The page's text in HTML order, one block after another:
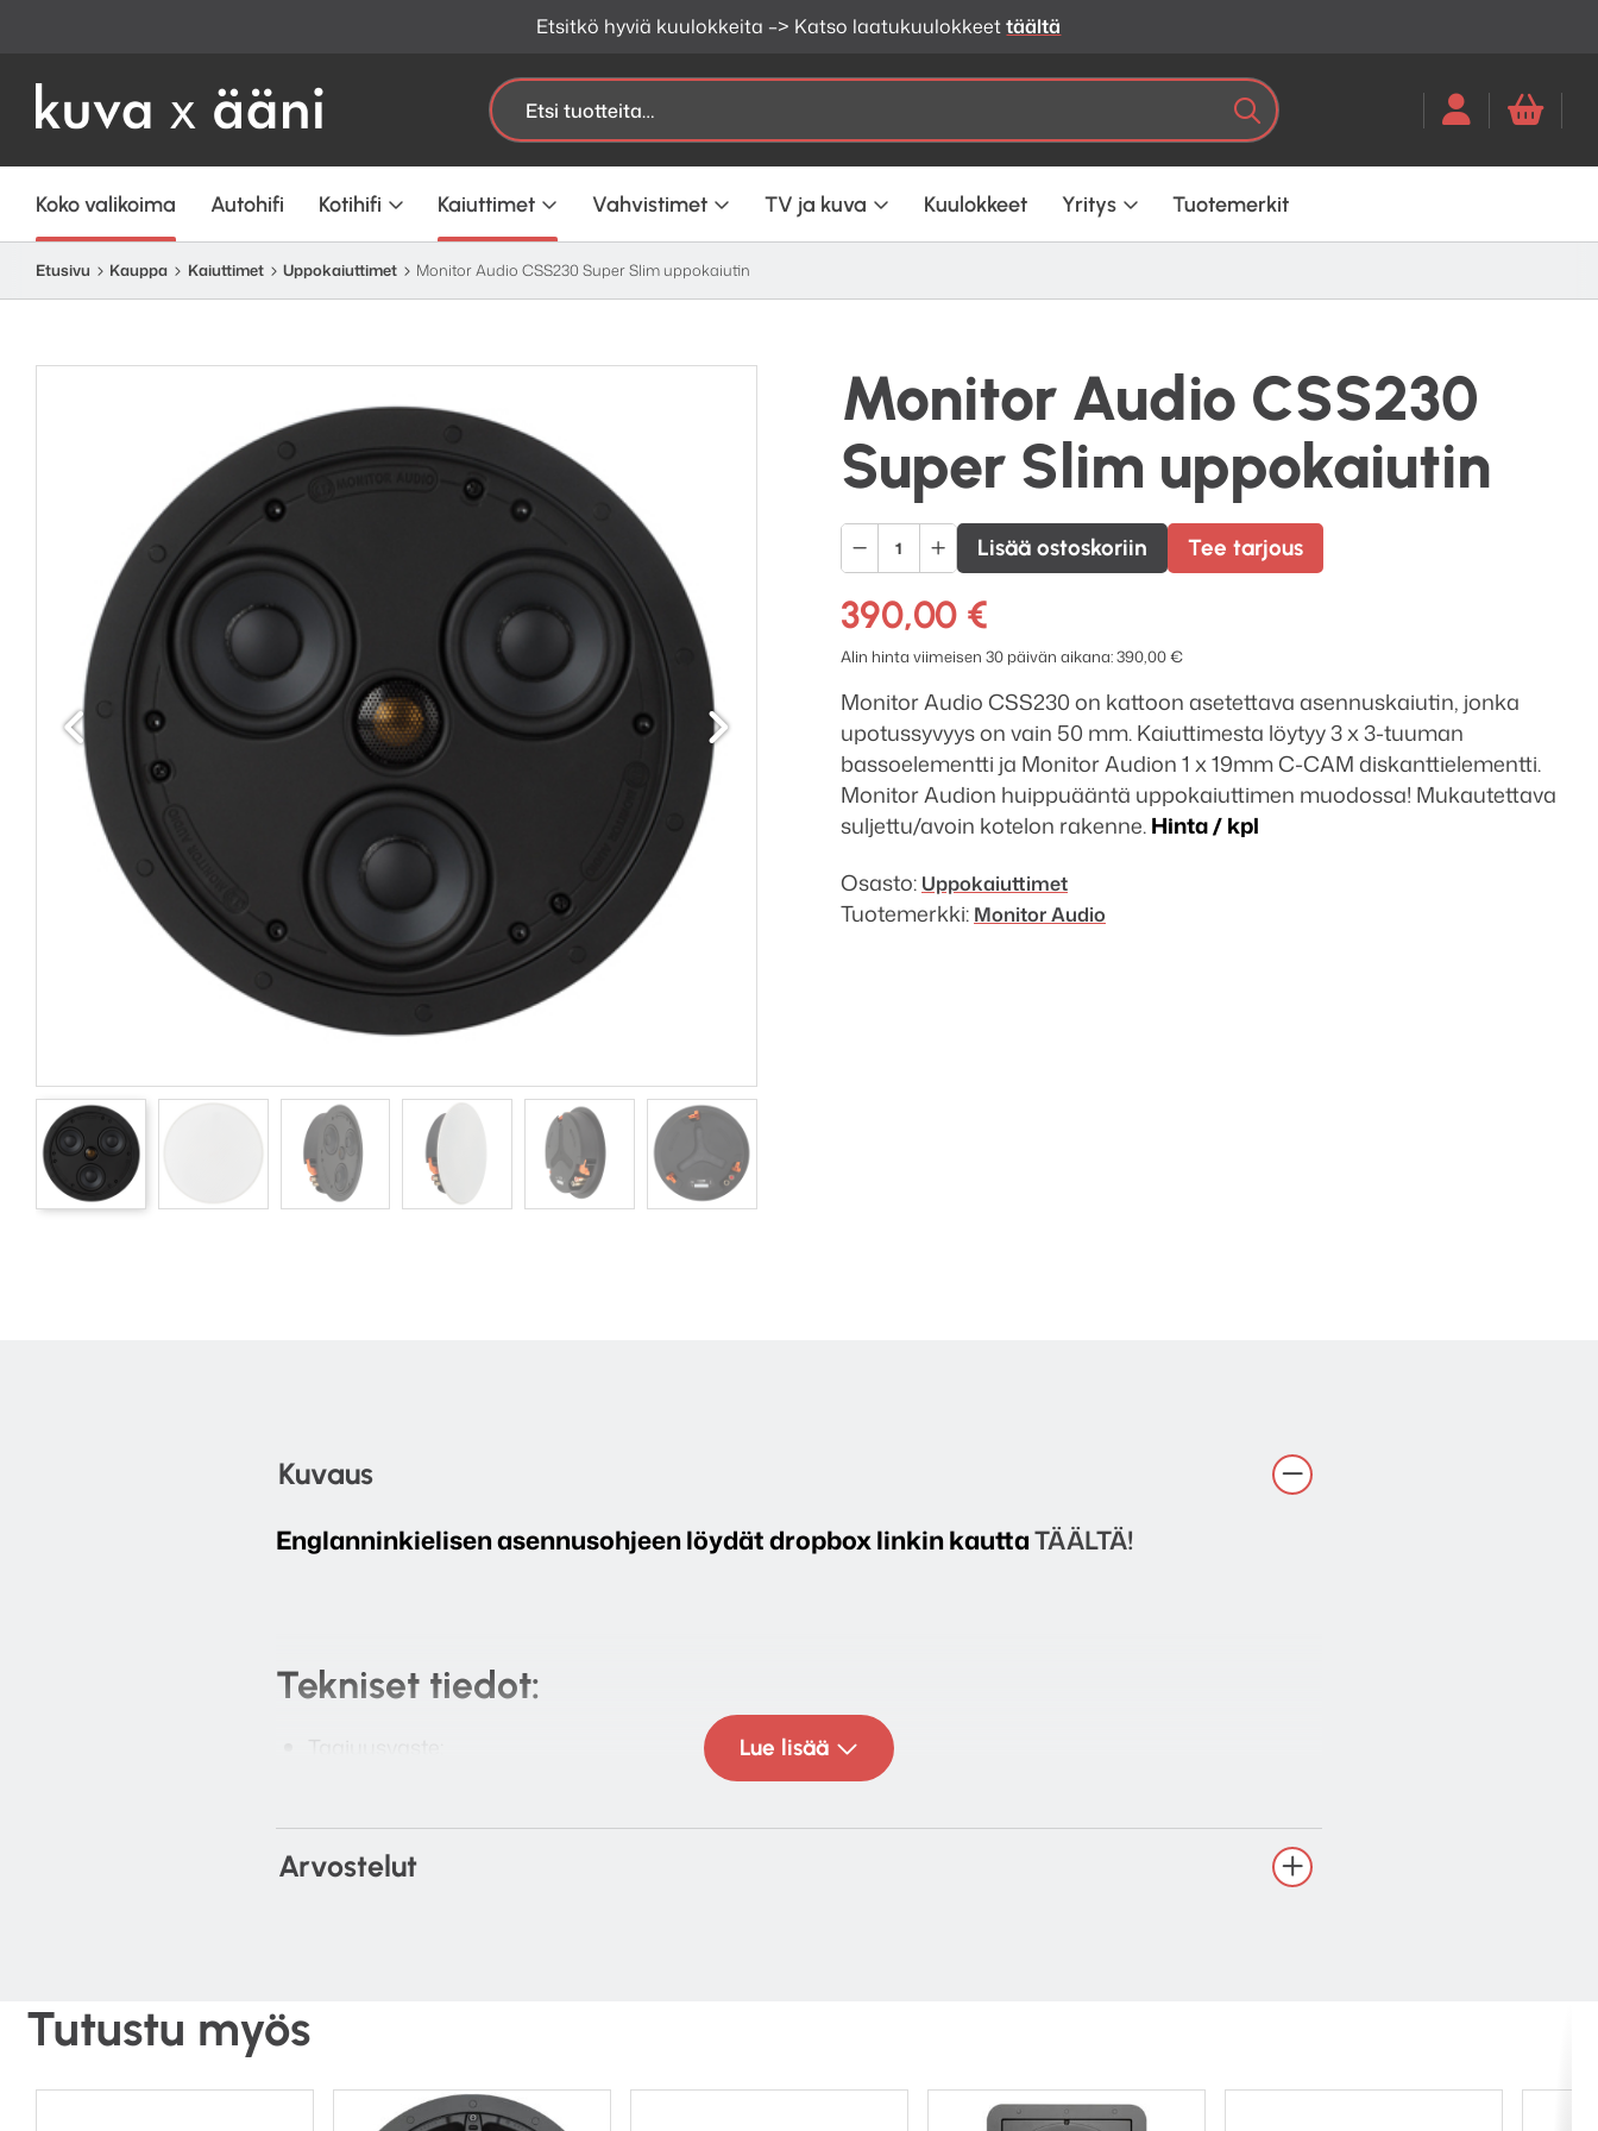
Etsitkö hyviä kuulokkeita –> Katso laatukuulokkeettäältä
Etsi: HakuKun tuloksia tulee, voit selata
Koko valikoima Autohifi Kotihifi Kaiuttimet Vahvistimet TV ja kuva Kuulokkeet Yritys Tuotemerkit
Etusivu Kauppa Kaiuttimet Uppokaiuttimet Monitor Audio CSS230 Super Slim uppokaiutin
Monitor Audio CSS230
Super Slim uppokaiutin
Edellinen Seuraava
Monitor
Audio
CSS230
Super
Slim
uppokaiutin
määrä
Lisää ostoskoriin Tee tarjous
390,00 €
Alin hinta viimeisen 30 päivän aikana:390,00€
Monitor Audio CSS230 on kattoon asetettava asennuskaiutin, jonka
upotussyvyys on vain 50 mm. Kaiuttimesta löytyy 3 x 3-tuuman
bassoelementti ja Monitor Audion 1 x 19mm C-CAM diskanttielementti.
Monitor Audion huippuääntä uppokaiuttimen muodossa! Mukautettava
suljettu/avoin kotelon rakenne.Hinta / kpl
Osasto: Uppokaiuttimet
Tuotemerkki: Monitor Audio
Kuvaus
Englanninkielisen asennusohjeen löydät dropbox linkin kauttaTÄÄLTÄ!
Tekniset tiedot:
Nominaali impedanssi: 8 ohms
Herkkyys (1W@1M): 86 dB
– 3 x 3″
Jakotaajuussuositus: 100 Hz at a minimum of 12 dB/Octave (24 dB/Octave optimum)
Kokonaishalkaisija (mukaanlukien etuverkko): 250 mm
Lue lisää
Arvostelut
Tutustu myös